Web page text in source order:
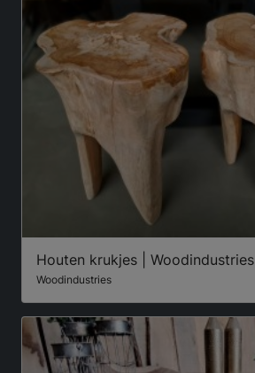
Houten krukjes | Woodindustries
Woodindustries